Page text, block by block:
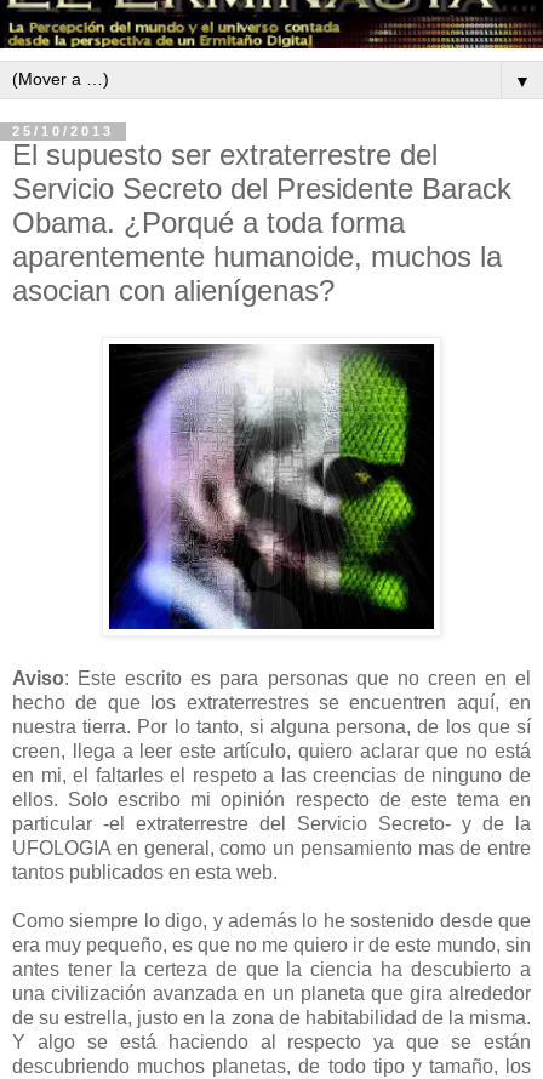
▼
25/10/2013
El supuesto ser extraterrestre del
Servicio Secreto del Presidente Barack
Obama. ¿Porqué a toda forma
aparentemente humanoide, muchos la
asocian con alienígenas?
Aviso: Este escrito es para personas que no creen en el
hecho de que los extraterrestres se encuentren aquí, en
nuestra tierra. Por lo tanto, si alguna persona, de los que sí
creen, llega a leer este artículo, quiero aclarar que no está
en mi, el faltarles el respeto a las creencias de ninguno de
ellos. Solo escribo mi opinión respecto de este tema en
particular -el extraterrestre del Servicio Secreto- y de la
UFOLOGIA en general, como un pensamiento mas de entre
tantos publicados en esta web.
Como siempre lo digo, y además lo he sostenido desde que
era muy pequeño, es que no me quiero ir de este mundo, sin
antes tener la certeza de que la ciencia ha descubierto a
una civilización avanzada en un planeta que gira alrededor
de su estrella, justo en la zona de habitabilidad de la misma.
Y algo se está haciendo al respecto ya que se están
descubriendo muchos planetas, de todo tipo y tamaño, los